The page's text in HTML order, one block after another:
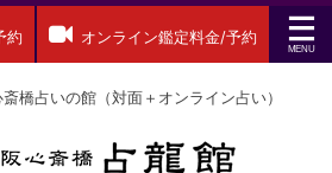
約 オンライン鑑定料金/予約
橋占いの館（対面＋オンライン占い）